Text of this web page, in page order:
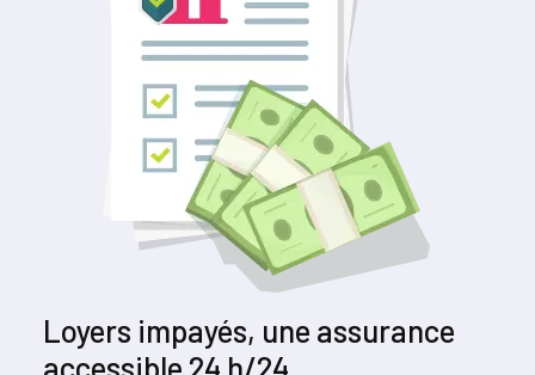
Loyers impayés, une assurance
accessible 24 h/24